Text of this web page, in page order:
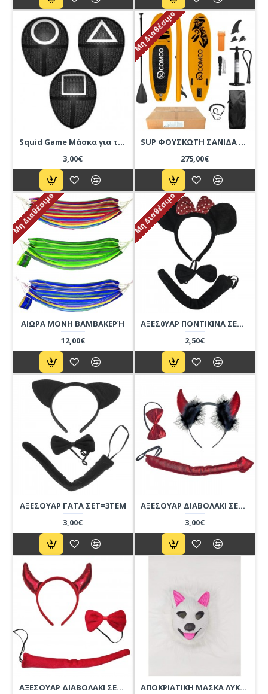
Squid Game Μάσκα για το Πρόσωπο
3,00€
Μη Διαθέσιμο
SUP ΦΟΥΣΚΩΤΗ ΣΑΝΙΔΑ 10 FEET
275,00€
Μη Διαθέσιμο
ΑΙΩΡΑ ΜΟΝΗ ΒΑΜΒΑΚΕΡΉ
12,00€
Μη Διαθέσιμο
ΑΞΕΣ0ΥΑΡ ΠΟΝΤΙΚΙΝΑ ΣΕΤ=3ΤΕΜ
2,50€
ΑΞΕΣΟΥΑΡ ΓΑΤΑ ΣΕΤ=3ΤΕΜ
3,00€
ΑΞΕΣΟΥΑΡ ΔΙΑΒΟΛΑΚΙ ΣΕΤ=3Τ
3,00€
ΑΞΕΣΟΥΑΡ ΔΙΑΒΟΛΑΚΙ ΣΕΤ=3Τ
ΑΠΟΚΡΙΑΤΙΚΗ ΜΑΣΚΑ ΛΥΚΟΣ